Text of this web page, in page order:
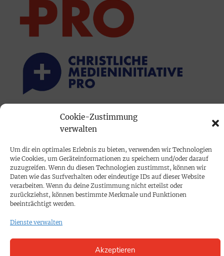
Cookie-Zustimmung
verwalten
Um dir ein optimales Erlebnis zu bieten, verwenden wir Technologien
wie Cookies, um Geräteinformationen zu speichern und/oder darauf
zuzugreifen. Wenn du diesen Technologien zustimmst, können wir
Daten wie das Surfverhalten oder eindeutige IDs auf dieser Website
verarbeiten. Wenn du deine Zustimmung nicht erteilst oder
zurückziehst, können bestimmte Merkmale und Funktionen
beeinträchtigt werden.
Dienste verwalten
Akzeptieren
PRINTAUSGABE
PROKOMPAKT
Impressum
SPENDEN
Datenschutz